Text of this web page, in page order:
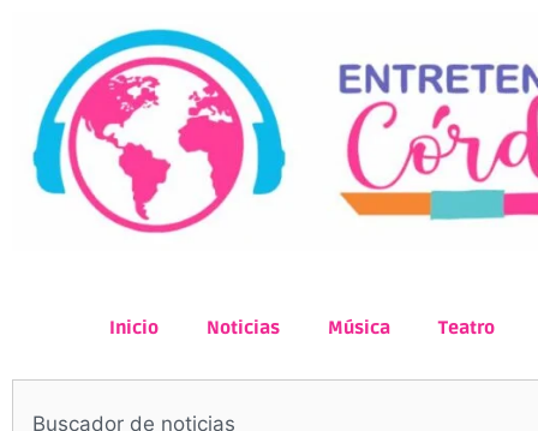
Inicio Noticias Música Teatro